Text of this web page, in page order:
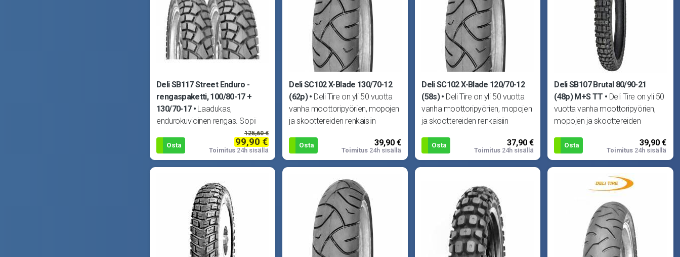
Deli SB117 Street Enduro -
rengaspaketti, 100/80-17 +
130/70-17
Laadukas,
endurokuvioinen rengas. Sopii
kaikkiin SuperMoto -mopoihin,
esim. Derbi Senda, Aprilia RX/SX,
Osta
125,60 €
99,90 €
Toimitus24h sisällä
Deli SC102 X-Blade 130/70-12
(62p)
Deli Tire on yli 50 vuotta
vanha moottoripyörien, mopojen
ja skoottereiden renkaisiin
Osta 39,90 €
Toimitus24h sisällä
Deli SC102 X-Blade 120/70-12
(58s)
Deli Tire on yli 50 vuotta
vanha moottoripyörien, mopojen
ja skoottereiden renkaisiin
Osta 37,90 €
Toimitus 24h sisällä
Deli SB107 Brutal 80/90-21
(48p) M+S TT
Deli Tire on yli 50
vuotta vanha moottoripyörien,
mopojen ja skoottereiden
laadun
Osta 39,90 €
Toimitus 24h sisällä